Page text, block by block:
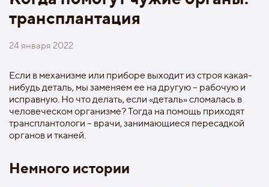
трансплантация
24 января 2022
Если в механизме или приборе выходит из строя какая-
нибудь деталь, мы заменяем ее на другую – рабочую и
исправную. Но что делать, если «деталь» сломалась в
человеческом организме? Тогда на помощь приходят
трансплантологи – врачи, занимающиеся пересадкой
органов и тканей.
Немного истории